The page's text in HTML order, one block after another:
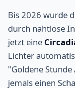
Bis 2026 wurde
durch nahtlose
jetzt eine
Lichter
"Goldene
jemals einen